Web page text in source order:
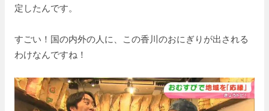
定したんです。
すごい！国の内外の人に、この香川のおにぎりが出される
わけなんですね！